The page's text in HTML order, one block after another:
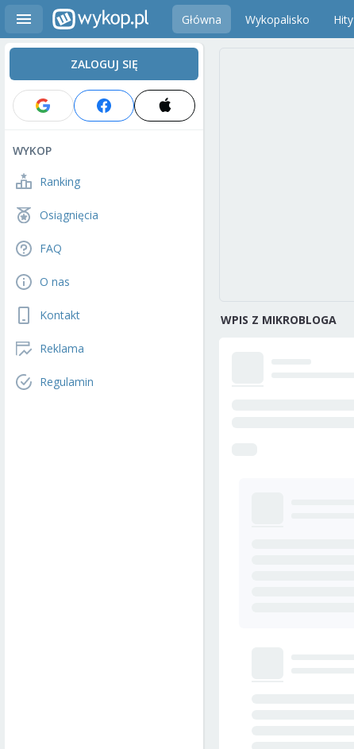
Główna Wykopalisko Hity
ZALOGUJ SIĘ
WYKOP
Ranking
Osiągnięcia
FAQ
O nas
Kontakt
Reklama
Regulamin
WPIS Z MIKROBLOGA